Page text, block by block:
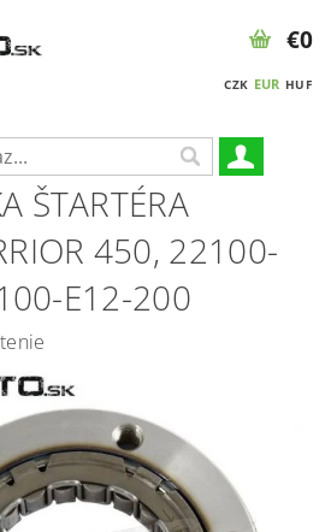
CZK EUR HUF
€0
ŠTARTÉRA
450, 22100-
E12-200